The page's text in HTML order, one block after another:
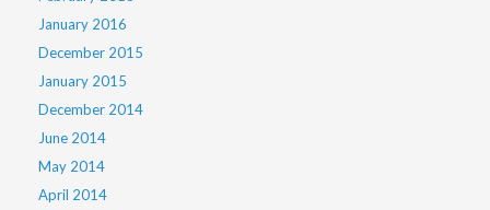
January 2016
December 2015
January 2015
December 2014
June 2014
May 2014
April 2014